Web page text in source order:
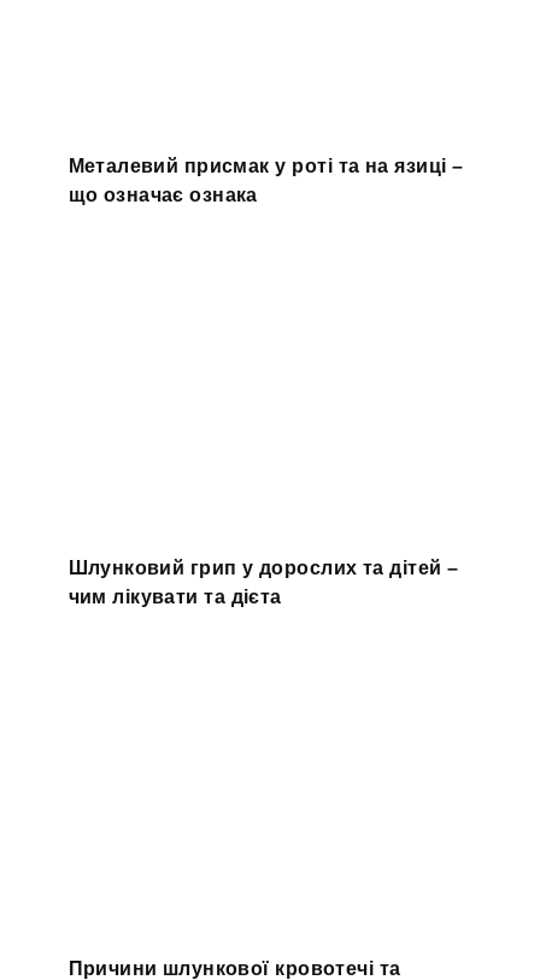
Металевий присмак у роті та на язиці –
що означає ознака
Шлунковий грип у дорослих та дітей –
чим лікувати та дієта
Причини шлункової кровотечі та